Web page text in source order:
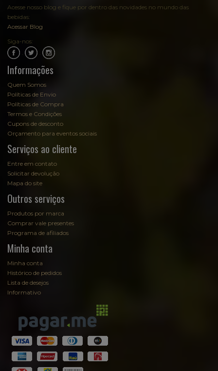
Acesse nosso blog e fique por dentro das novidades no mundo das
bebidas:
Acessar Blog
Siga-nos:
Informações
Quem Somos
Políticas de Envio
Políticas de Compra
Termos e Condições
Cupons de desconto
Orçamento para eventos sociais
Serviços ao cliente
Entre em contato
Solicitar devolução
Mapa do site
Outros serviços
Produtos por marca
Comprar vale presentes
Programa de afiliados
Minha conta
Minha conta
Histórico de pedidos
Lista de desejos
Informativo